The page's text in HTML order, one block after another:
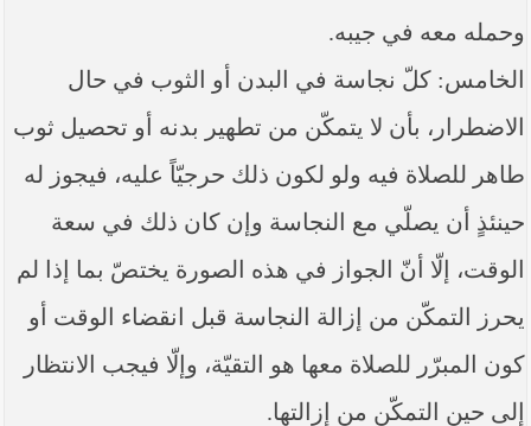
وحمله معه في جيبه.
الخامس: كلّ نجاسة في البدن أو الثوب في حال
الاضطرار، بأن لا يتمكّن من تطهير بدنه أو تحصيل ثوب
طاهر للصلاة فيه ولو لكون ذلك حرجيّاً عليه، فيجوز له
حينئذٍ أن يصلّي مع النجاسة وإن كان ذلك في سعة
الوقت، إلّا أنّ الجواز في هذه الصورة يختصّ بما إذا لم
‏يحرز التمكّن من إزالة النجاسة قبل انقضاء الوقت أو
كون المبرّر للصلاة معها هو التقيّة، وإلّا فيجب الانتظار
إلى حين التمكّن من إزالتها.